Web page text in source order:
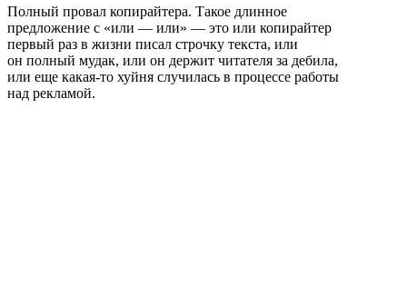
Полный провал копирайтера. Такое длинное
предложение с «или — или» — это или копирайтер
первый раз в жизни писал строчку текста, или
он полный мудак, или он держит читателя за дебила,
или еще какая-то хуйня случилась в процессе работы
над рекламой.